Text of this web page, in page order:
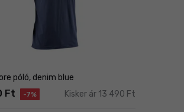
póló, denim blue
Ft -7% Kisker ár 13 490 Ft